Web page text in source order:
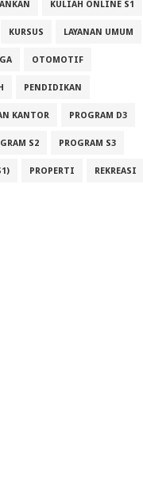
KULIAH ONLINE S1
KURSUS LAYANAN UMUM
OTOMOTIF
PENDIDIKAN
KANTOR PROGRAM D3
S2 PROGRAM S3
PROPERTI REKREASI